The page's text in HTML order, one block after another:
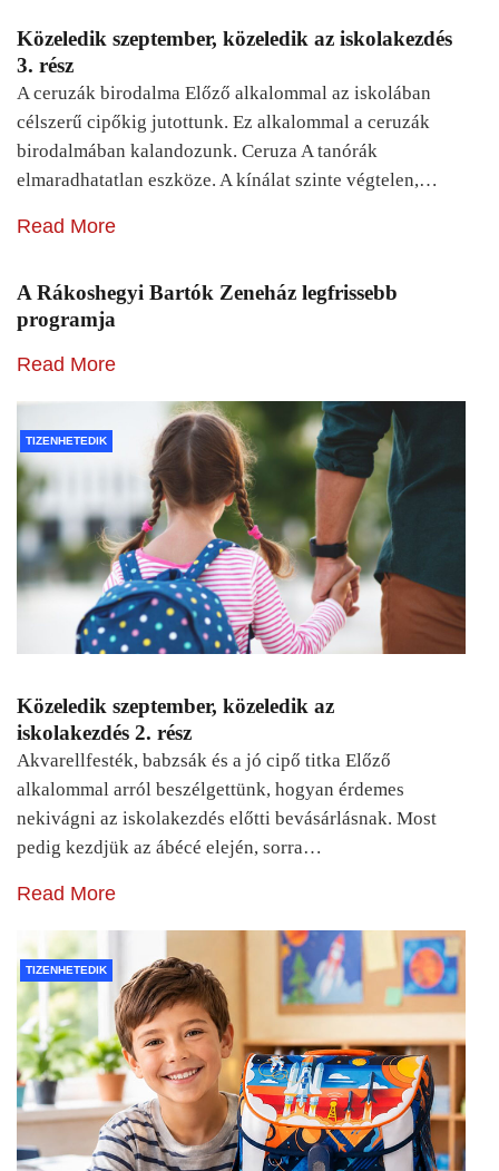
Közeledik szeptember, közeledik az iskolakezdés
3. rész
A ceruzák birodalma Előző alkalommal az iskolában
célszerű cipőkig jutottunk. Ez alkalommal a ceruzák
birodalmában kalandozunk. Ceruza A tanórák
elmaradhatatlan eszköze. A kínálat szinte végtelen,…
Read More
A Rákoshegyi Bartók Zeneház legfrissebb
programja
Read More
TIZENHETEDIK
Közeledik szeptember, közeledik az
iskolakezdés 2. rész
Akvarellfesték, babzsák és a jó cipő titka Előző
alkalommal arról beszélgettünk, hogyan érdemes
nekivágni az iskolakezdés előtti bevásárlásnak. Most
pedig kezdjük az ábécé elején, sorra…
Read More
TIZENHETEDIK